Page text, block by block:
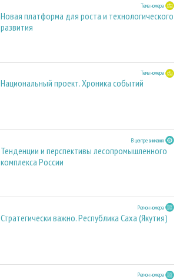
Тема номера
Новая платформа для роста и технологического
развития
Тема номера
Национальный проект. Хроника событий
В центре внимания
Тенденции и перспективы лесопромышленного
комплекса России
Регион номера
Стратегически важно. Республика Саха (Якутия)
Регион номера